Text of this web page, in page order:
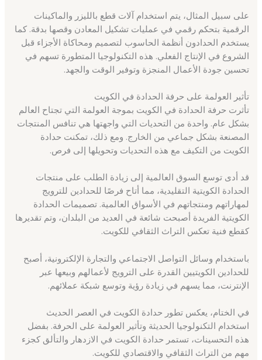
على سبيل المثال، يتم استخدام آلات قطع بالليزر والماكينات
الرقمية بتحكم رقمي في عمليات تشكيل المعادن وقصها بدقة. كما
يستخدم الحدادون أنظمة الحاسوب لتصميم ومحاكاة الأجزاء قبل
الشروع في الإنتاج الفعلي. هذه التكنولوجيا المتطورة تسهم في
تحسين جودة الأعمال المنجزة وتوفير الوقت والجهد.
تأثير العولمة على حرفة الحدادة في الكويت
تأثرت حرفة الحدادة في الكويت بموجة العولمة التي تجتاح العالم
بشكل عام. واحدة من التحديات التي واجهتها هي تنافس المنتجات
المصنعة بشكل جماعي من الخارج. ومع ذلك، تمكنت حدادة
الكويت من التكيف مع هذه التحديات وتحويلها إلى فرص.
قد أدى توسع السوق العالمية إلى زيادة الطلب على منتجات
الحدادة الكويتية التقليدية، مما أتاح فرصًا للحدادين للترويج
لمهاراتهم ومنتجاتهم في الأسواق العالمية. تصميمات الحدادة
الكويتية الفريدة أصبحت شائعة في العديد من البلدان، وتم تقديرها
كقطع فنية تعكس التراث الثقافي للكويت.
باستخدام وسائل التواصل الاجتماعي والتجارة الإلكترونية، أصبح
للحدادين الكويتيين القدرة على الترويج لأعمالهم وبيعها عبر
الإنترنت، مما يسهم في زيادة رؤية وتوسع شبكة عملائهم.
في الختام، يعكس تطور حدادة الكويت في العصر الحديث
استخدام التكنولوجيا الحديثة وتأثير العولمة على الحرفة. بفضل
هذه التحسينات، تستمر حدادة الكويت في الازدهار والتألق كجزء
مهم من التراث الثقافي والاقتصادي للكويت.